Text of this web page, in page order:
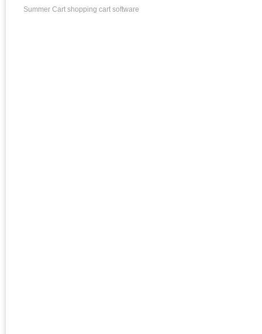
Summer Cart shopping cart software